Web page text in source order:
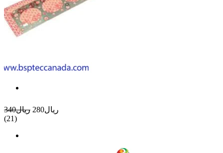
ريال280
ريال340
(21)